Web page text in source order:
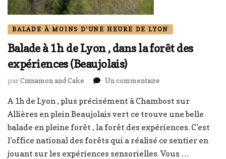
BALADE À MOINS D'UNE HEURE DE LYON
Balade à 1h de Lyon , dans la forêt des
expériences (Beaujolais)
parCinnamon and Cake Un commentaire
à
1h
de
Lyon
,
dans
A 1h de Lyon , plus précisément à Chambost sur
Allières en plein Beaujolais vert ce trouve une belle
balade en pleine forêt , la forêt des expériences. C’est
l’office national des forêts qui a réalisé ce sentier en
jouant sur les expériences sensorielles. Vous …